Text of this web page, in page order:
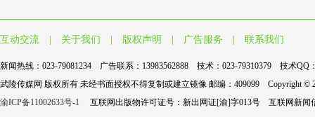
互动交流 关于我们 版权声明 广告服务 联系我们
新闻热线：023-79081234 广告联系：13983562888 技术：023-79310379 技术QQ
武陵传媒网 版权所有 未经书面授权不得复制或建立镜像 邮编：409099 Copyright ©
渝ICP备11002633号-1
互联网出版物许可证号：新出网证[渝]字013号 互联网新闻